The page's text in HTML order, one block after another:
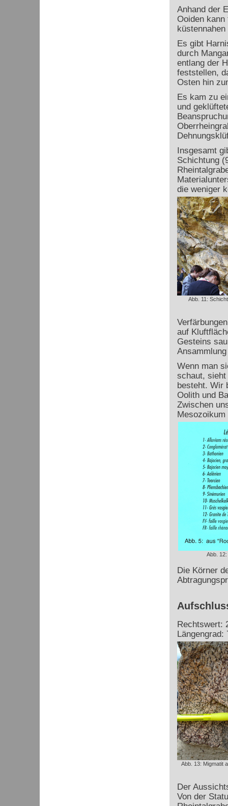
Anhand der
Ooiden
Es gibt
durch
entlang der
feststellen,
Osten hin
Es kam zu
und
Insgesamt
Schichtung
die weniger
Abb. 11:
auf
Gesteins
Wenn man
schaut, sieht
besteht. Wir
Oolith und
Zwischen
Abb.
Die Körner
Rechtswert:
Längengrad:
Abb. 13: Migmatit
Der
Von der